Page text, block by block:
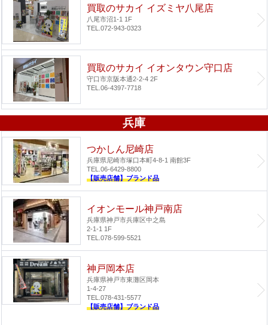
買取のサカイ イズミヤ八尾店
八尾市沼1-1 1F
TEL.072-943-0323
買取のサカイ イオンタウン守口店
守口市京阪本通2-2-4 2F
TEL.06-4397-7718
兵庫
つかしん尼崎店
兵庫県尼崎市塚口本町4-8-1 南館3F
TEL.06-6429-8800
【販売店舗】ブランド品
イオンモール神戸南店
兵庫県神戸市兵庫区中之島
2-1-1 1F
TEL.078-599-5521
神戸岡本店
兵庫県神戸市東灘区岡本
1-4-27
TEL.078-431-5577
【販売店舗】ブランド品